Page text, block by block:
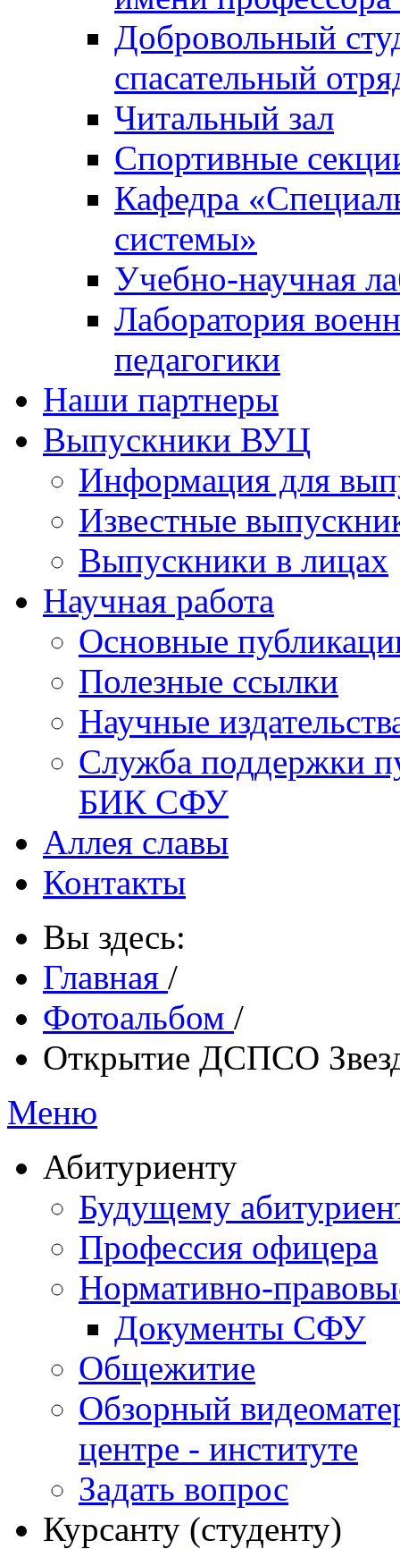
Добровольный
спасательный
Читальный зал
Спортивные
Кафедра
системы»
Учебно-научная
Лаборатория
педагогики
Наши партнеры
Выпускники ВУЦ
Информация для
Известные
Выпускники в лицах
Научная работа
Основные
Полезные ссылки
Научные
Служба поддержки
БИК СФУ
Аллея славы
Контакты
Вы здесь:
Главная /
Фотоальбом /
Открытие ДСПСО
Меню
Абитуриенту
Будущему
Профессия офицера
Нормативно-
Документы СФУ
Общежитие
Обзорный
центре - институте
Задать вопрос
Курсанту (студенту)